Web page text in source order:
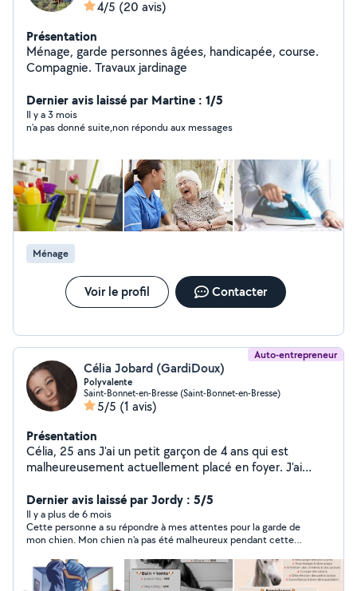
4/5 (20 avis)
Présentation
Ménage, garde personnes âgées, handicapée, course.
Compagnie. Travaux jardinage
Dernier avis laissé par Martine : 1/5
Il y a 3 mois
n’a pas donné suite,non répondu aux messages
Ménage
Voir le profil Contacter
Auto-entrepreneur
Célia Jobard (GardiDoux)
Polyvalente
Saint-Bonnet-en-Bresse (Saint-Bonnet-en-Bresse)
5/5 (1 avis)
Présentation
Célia, 25 ans J'ai un petit garçon de 4 ans qui est
malheureusement actuellement placé en foyer. J'ai
d'une voiture, et pouvoir par la suite travailler à temps
complet pour pouvoir récupérer mon fils. Je possède le
BAC PRO SERVICES À LA PERSONNE ET AUX
TERRITOIRES Ce serait un plaisir de vous aider dans les
tâches de la vie quotidienne. J'ai également L'ACACED
et obtenu ma formation toilettage et gardiennage pour
Dernier avis laissé par Jordy : 5/5
Il y a plus de 6 mois
Cette personne a su répondre à mes attentes pour la garde de
mon chien. Mon chien n'a pas été malheureux pendant cette